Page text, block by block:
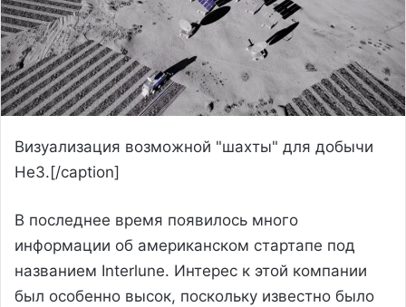
Визуализация возможной "шахты" для добычи
He3.[/caption]
В последнее время появилось много
информации об американском стартапе под
названием Interlune. Интерес к этой компании
был особенно высок, поскольку известно было